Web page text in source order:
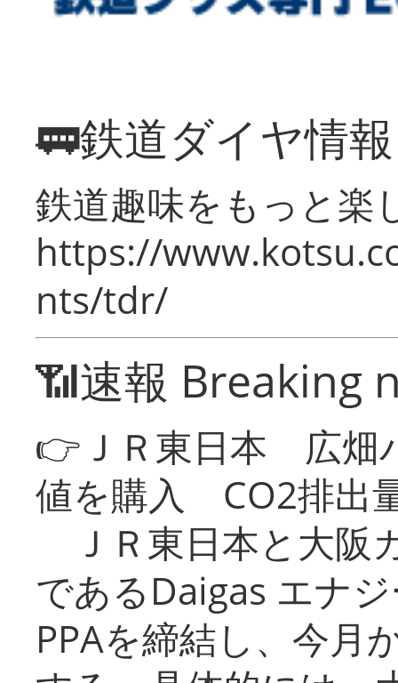
🚃鉄道ダイヤ情
鉄道趣味をもっと楽
https://
nts/tdr/
📶速報 Breaking
👉ＪＲ東日本 広畑
値を購入 CO2排出
ＪＲ東日本と大阪
であるDaigas エナ
PPAを締結し、今月